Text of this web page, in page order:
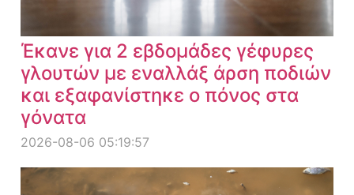
Έκανε για 2 εβδομάδες γέφυρες
γλουτών με εναλλάξ άρση ποδιών
και εξαφανίστηκε ο πόνος στα
γόνατα
2026-08-06 05:19:57